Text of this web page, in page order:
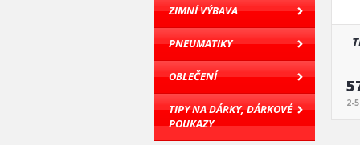
ZIMNÍ VÝBAVA
PNEUMATIKY
OBLEČENÍ
TIPY NA DÁRKY, DÁRKOVÉ
POUKAZY
2-